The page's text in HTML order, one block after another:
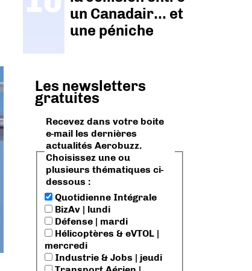
un Canadair… et
une péniche
Les newsletters
gratuites
Recevez dans votre boite
e-mail les dernières
actualités Aerobuzz.
Choisissez une ou
plusieurs thématiques ci-
dessous :
Quotidienne Intégrale
BizAv | lundi
Défense | mardi
Hélicoptères & eVTOL |
mercredi
Industrie & Jobs | jeudi